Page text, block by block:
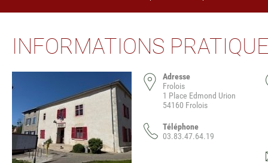
INFORMATIONS
Adresse
Frolois
1 Place Edmond Urion
54160 Frolois
Téléphone
03.83.47.64.19